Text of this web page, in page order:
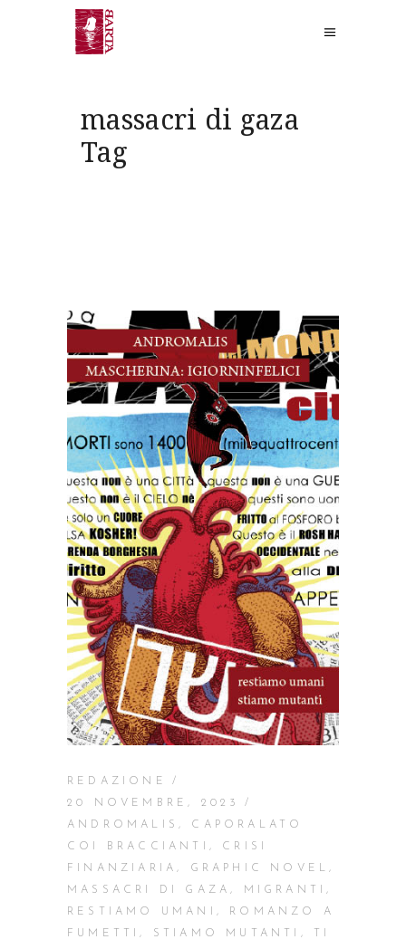
massacri di gaza
Tag
REDAZIONE
20 NOVEMBRE, 2023
ANDROMALIS , CAPORALATO
COI BRACCIANTI , CRISI
FINANZIARIA, GRAPHIC NOVEL,
MASSACRI DI GAZA, MIGRANTI,
RESTIAMO UMANI ,
ROMANZO A
FUMETTI, STIAMO MUTANTI ,